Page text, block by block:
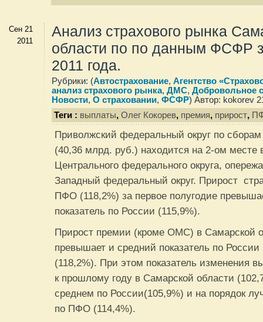
Сен 21
2011
Анализ страхового рынка
области по по данным ФСФР
2011 года.
Рубрики: (Автострахование, Агентство
анализ страхового рынка, ДМС, Добровольное
Новости, О страховании, ФСФР) Автор: kokorev
Теги : выплаты, Олег Кокорев, премия, прирост,
Приволжский федеральный округ по
(40,36 млрд. руб.) находится на 2-ом месте
Центрального федерального округа,
Западный федеральный округ. Прирост
ПФО (118,2%) за первое полугодие
показатель по России (115,9%).
Прирост премии (кроме ОМС) в Самарской
превышает и средний показатель по
(118,2%). При этом показатель изменения
к прошлому году в Самарской области
среднем по России(105,9%) и на порядок
по ПФО (114,4%).